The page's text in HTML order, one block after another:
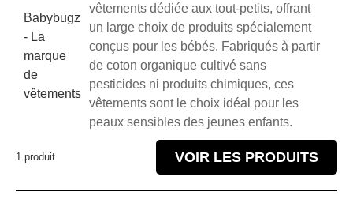
Babybugz
- La
marque
de
vêtements
vêtements dédiée aux tout-petits, offrant
un large choix de produits spécialement
conçus pour les bébés. Fabriqués à partir
de coton organique cultivé sans
pesticides ni produits chimiques, ces
vêtements sont le choix idéal pour les
peaux sensibles des jeunes enfants.
1 produit VOIR LES PRODUITS